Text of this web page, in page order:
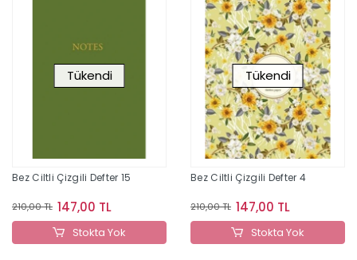
Tükendi
Bez Ciltli Çizgili Defter 15
210,00 TL 147,00 TL
Stokta Yok
Tükendi
Bez Ciltli Çizgili Defter 4
210,00 TL 147,00 TL
Stokta Yok